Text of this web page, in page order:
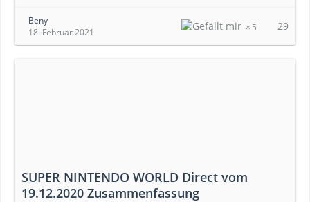
Beny
18. Februar 2021
5 29
SUPER NINTENDO WORLD Direct vom
19.12.2020 Zusammenfassung